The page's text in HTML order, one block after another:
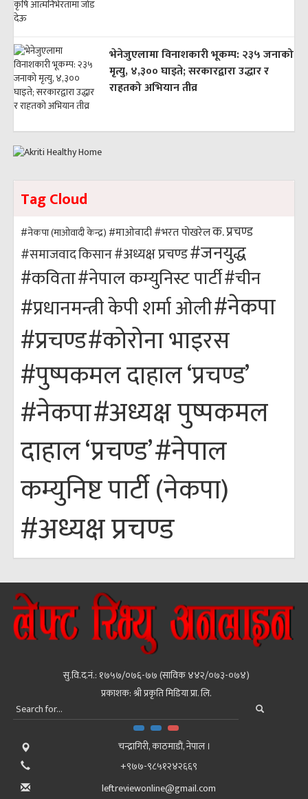
भेनेजुएलामा विनाशकारी भूकम्प: २३५ जनाको
मृत्यु, ४,३०० घाइते; सरकारद्वारा उद्धार र
राहतको अभियान तीव्र
Tag Cloud
#नेकपा (माओवादी केन्द्र) #माओवादी#भरत पोखरेलक. प्रचण्ड
#समाजवादकिसान#अध्यक्ष प्रचण्ड#जनयुद्ध
#कविता#नेपाल कम्युनिस्ट पार्टी#चीन
#प्रधानमन्त्री केपी शर्मा ओली#नेकपा
#प्रचण्ड#कोरोना भाइरस
#पुष्पकमल दाहाल ‘प्रचण्ड’
#नेकपा#अध्यक्ष पुष्पकमल
दाहाल ‘प्रचण्ड’#नेपाल
कम्युनिष्ट पार्टी (नेकपा)
#अध्यक्ष प्रचण्ड
सु.वि.द.नं.: १७५७/०७६-७७ (साविक ४४२/०७३-०७४)
प्रकाशक: श्री प्रकृति मिडिया प्रा. लि.
चन्द्रागिरी, काठमाडाैं, नेपाल ।
+९७७-९८५१२४२६६९
leftreviewonline@gmail.com